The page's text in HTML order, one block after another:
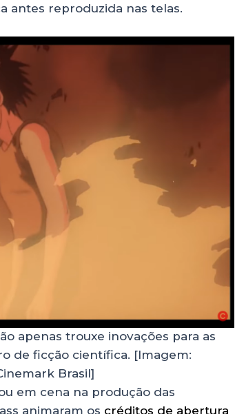
antes reproduzida nas telas.
apenas trouxe inovações para as
de ficção científica. [Imagem:
Brasil]
em cena na produção das
animaram os créditos de abertura